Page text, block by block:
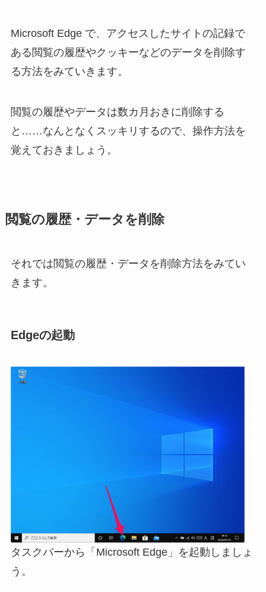
Microsoft Edge で、アクセスしたサイトの記録で
ある閲覧の履歴やクッキーなどのデータを削除す
る方法をみていきます。
閲覧の履歴やデータは数カ月おきに削除する
と……なんとなくスッキリするので、操作方法を
覚えておきましょう。
閲覧の履歴・データを削除
それでは閲覧の履歴・データを削除方法をみてい
きます。
Edgeの起動
タスクバーから「Microsoft Edge」を起動しましょ
う。